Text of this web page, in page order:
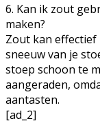
6. Kan ik zout
maken?
Zout kan effectief
sneeuw van je
stoep schoon te
aangeraden,
aantasten.
[ad_2]